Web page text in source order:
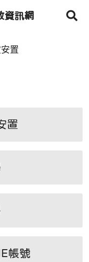
資訊網
置
置
帳號